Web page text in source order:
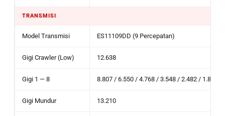
TRANSMISI
Model Transmisi ES11109DD (9 Percepatan)
Gigi Crawler (Low) 12.638
Gigi 1 — 8 8.807 / 6.550 / 4.768 / 3.548 / 2.482 / 1.846 /
Gigi Mundur 13.210